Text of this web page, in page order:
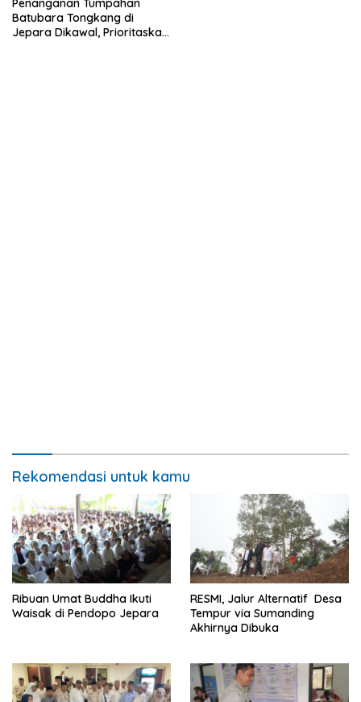
Penanganan Tumpahan
Batubara Tongkang di
Jepara Dikawal, Prioritaskan
Rekomendasi untuk kamu
Ribuan Umat Buddha Ikuti
Waisak di Pendopo Jepara
RESMI, Jalur Alternatif Desa
Tempur via Sumanding
Akhirnya Dibuka